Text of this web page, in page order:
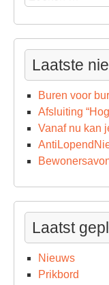
naar:
Laatste
Buren voor
Afsluiting
Vanaf nu kan
Laatst
Nieuws
Prikbord